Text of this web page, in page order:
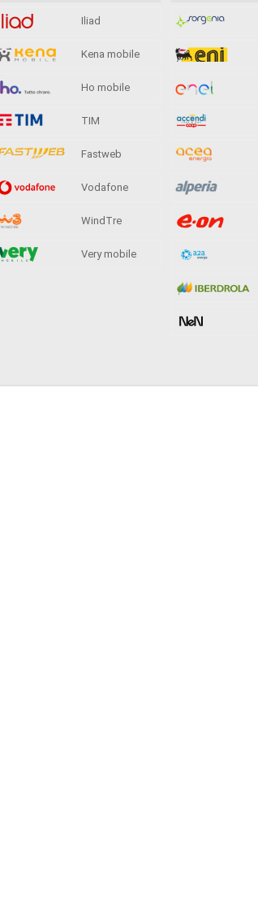
Iliad
Kena mobile
Ho mobile
TIM
Fastweb
Vodafone
WindTre
Very mobile